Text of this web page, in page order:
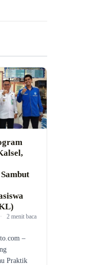
· 2 menit baca
–
Praktik